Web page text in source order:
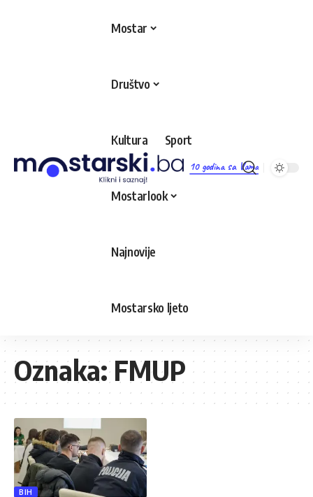
10 godina sa Vama
Mostar
Društvo
Kultura Sport
Mostarlook
Najnovije
Mostarsko ljeto
Oznaka:FMUP
BIH